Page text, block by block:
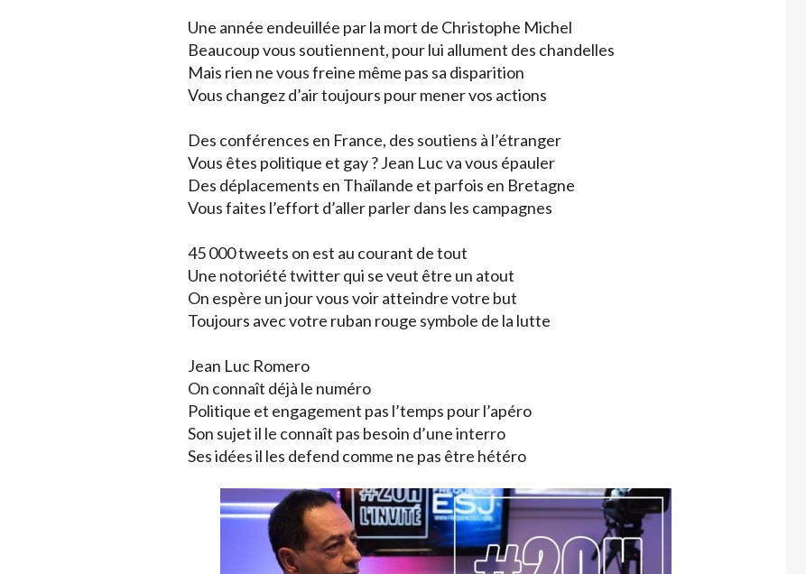
Une année endeuillée par la mort de Christophe Michel
Beaucoup vous soutiennent, pour lui allument des chandelles
Mais rien ne vous freine même pas sa disparition
Vous changez d’air toujours pour mener vos actions
Des conférences en France, des soutiens à l’étranger
Vous êtes politique et gay ? Jean Luc va vous épauler
Des déplacements en Thaïlande et parfois en Bretagne
Vous faites l’effort d’aller parler dans les campagnes
45 000 tweets on est au courant de tout
Une notoriété twitter qui se veut être un atout
On espère un jour vous voir atteindre votre but
Toujours avec votre ruban rouge symbole de la lutte
Jean Luc Romero
On connaît déjà le numéro
Politique et engagement pas l’temps pour l’apéro
Son sujet il le connaît pas besoin d’une interro
Ses idées il les defend comme ne pas être hétéro